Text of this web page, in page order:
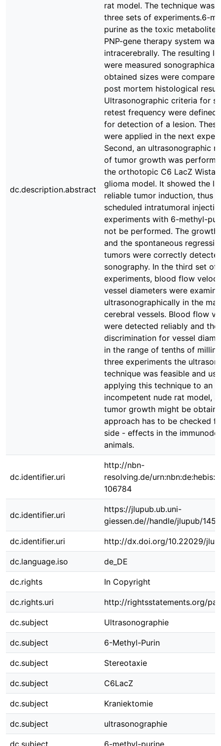
dc.description.abstract
rat model. The technique was
three sets of experiments.6-
purine as the toxic metabolite
PNP-gene therapy system
intracerebrally. The resulting
were measured
obtained sizes were
post mortem histological
Ultrasonographic criteria for
retest frequency were defined
for detection of a lesion.
were applied in the next
Second, an ultrasonographic
of tumor growth was
the orthotopic C6 LacZ Wistar
glioma model. It showed the
reliable tumor induction, thus
scheduled intratumoral
experiments with 6-methyl-
not be performed. The growth
and the spontaneous
tumors were correctly
sonography. In the third set of
experiments, blood flow
vessel diameters were
ultrasonographically in the
cerebral vessels. Blood flow
were detected reliably and
discrimination for vessel
in the range of tenths of
three experiments the
technique was feasible and
applying this technique to an
incompetent nude rat model,
tumor growth might be
approach has to be checked
side - effects in the
animals.
dc.identifier.uri
http://nbn-
resolving.de/
106784
dc.identifier.uri
https://jlupub.ub.uni-
giessen.de//handle/jlupub/
dc.identifier.uri http://dx.doi.org/10.22029/
dc.language.iso de_DE
dc.rights In Copyright
dc.rights.uri http://rightsstatements.org/
dc.subject Ultrasonographie
dc.subject 6-Methyl-Purin
dc.subject Stereotaxie
dc.subject C6LacZ
dc.subject Kraniektomie
dc.subject ultrasonographie
dc.subject 6-methyl-purine